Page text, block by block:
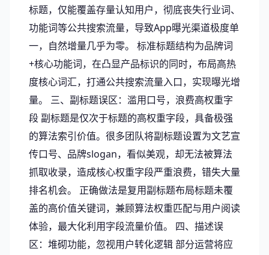
标题，仅能覆盖存量认知用户，彻底丧失行业词、
功能词等公共搜索流量，导致App曝光渠道极度单
一，自然增量几乎为零。 标准标题结构为品牌词
+核心功能词，在凸显产品标识的同时，布局高热
度核心词汇，打通公共搜索流量入口，实现曝光增
量。 三、副标题误区：滥用口号，浪费高权重字
段 副标题是仅次于标题的高权重字段，具备极强
的算法索引价值。很多团队将副标题设置为文艺宣
传口号、品牌slogan，看似美观，却无法被算法
抓取收录，造成核心权重字段严重浪费，错失大量
排名机会。 正确做法是复用副标题布局标题未覆
盖的高价值关键词，兼顾算法权重匹配与用户阅读
体验，最大化利用字段流量价值。 四、描述误
区：堆砌功能，忽视用户转化逻辑 部分运营将应